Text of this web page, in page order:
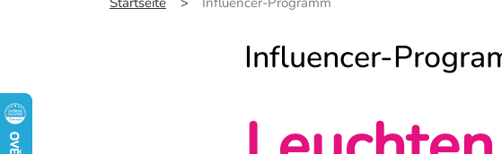
Influencer-